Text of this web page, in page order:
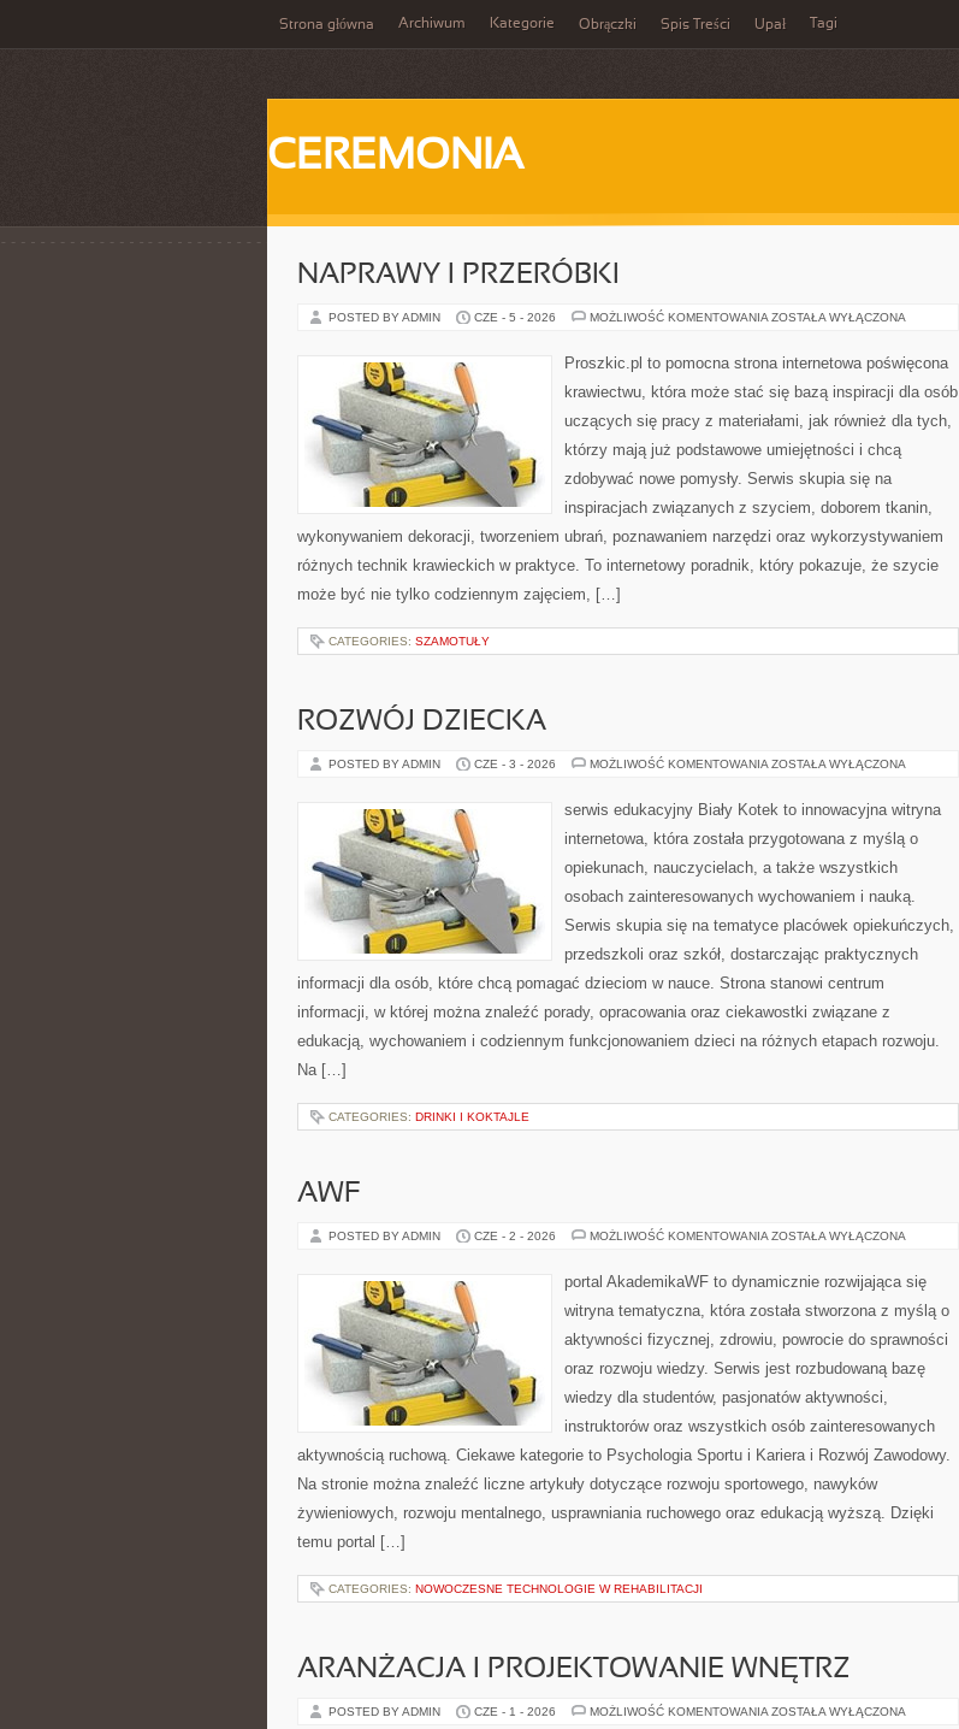
Strona główna Archiwum Kategorie Obrączki Spis Treści Upał Tagi
CEREMONIA
NAPRAWY I PRZERÓBKI
POSTED BY ADMIN CZE - 5 - 2026 MOŻLIWOŚĆ KOMENTOWANIA NAPRAWY
ZOSTAŁA WYŁĄCZONA
Proszkic.pl to pomocna strona internetowa poświęcona
krawiectwu, która może stać się bazą inspiracji dla osób
uczących się pracy z materiałami, jak również dla tych,
którzy mają już podstawowe umiejętności i chcą
zdobywać nowe pomysły. Serwis skupia się na
inspiracjach związanych z szyciem, doborem tkanin,
wykonywaniem dekoracji, tworzeniem ubrań, poznawaniem narzędzi oraz wykorzystywaniem
różnych technik krawieckich w praktyce. To internetowy poradnik, który pokazuje, że szycie
może być nie tylko codziennym zajęciem, […]
CATEGORIES: SZAMOTUŁY
ROZWÓJ DZIECKA
POSTED BY ADMIN CZE - 3 - 2026 MOŻLIWOŚĆ KOMENTOWANIA ROZWÓJ
ZOSTAŁA WYŁĄCZONA
serwis edukacyjny Biały Kotek to innowacyjna witryna
internetowa, która została przygotowana z myślą o
opiekunach, nauczycielach, a także wszystkich
osobach zainteresowanych wychowaniem i nauką.
Serwis skupia się na tematyce placówek opiekuńczych,
przedszkoli oraz szkół, dostarczając praktycznych
informacji dla osób, które chcą pomagać dzieciom w nauce. Strona stanowi centrum
informacji, w której można znaleźć porady, opracowania oraz ciekawostki związane z
edukacją, wychowaniem i codziennym funkcjonowaniem dzieci na różnych etapach rozwoju.
Na […]
CATEGORIES: DRINKI I KOKTAJLE
AWF
POSTED BY ADMIN CZE - 2 - 2026 MOŻLIWOŚĆ KOMENTOWANIA AWF
ZOSTAŁA WYŁĄCZONA
portal AkademikaWF to dynamicznie rozwijająca się
witryna tematyczna, która została stworzona z myślą o
aktywności fizycznej, zdrowiu, powrocie do sprawności
oraz rozwoju wiedzy. Serwis jest rozbudowaną bazę
wiedzy dla studentów, pasjonatów aktywności,
instruktorów oraz wszystkich osób zainteresowanych
aktywnością ruchową. Ciekawe kategorie to Psychologia Sportu i Kariera i Rozwój Zawodowy.
Na stronie można znaleźć liczne artykuły dotyczące rozwoju sportowego, nawyków
żywieniowych, rozwoju mentalnego, usprawniania ruchowego oraz edukacją wyższą. Dzięki
temu portal […]
CATEGORIES: NOWOCZESNE TECHNOLOGIE W REHABILITACJI
ARANŻACJA I PROJEKTOWANIE WNĘTRZ
POSTED BY ADMIN CZE - 1 - 2026 MOŻLIWOŚĆ KOMENTOWANIA ARANŻACJA
ZOSTAŁA WYŁĄCZONA